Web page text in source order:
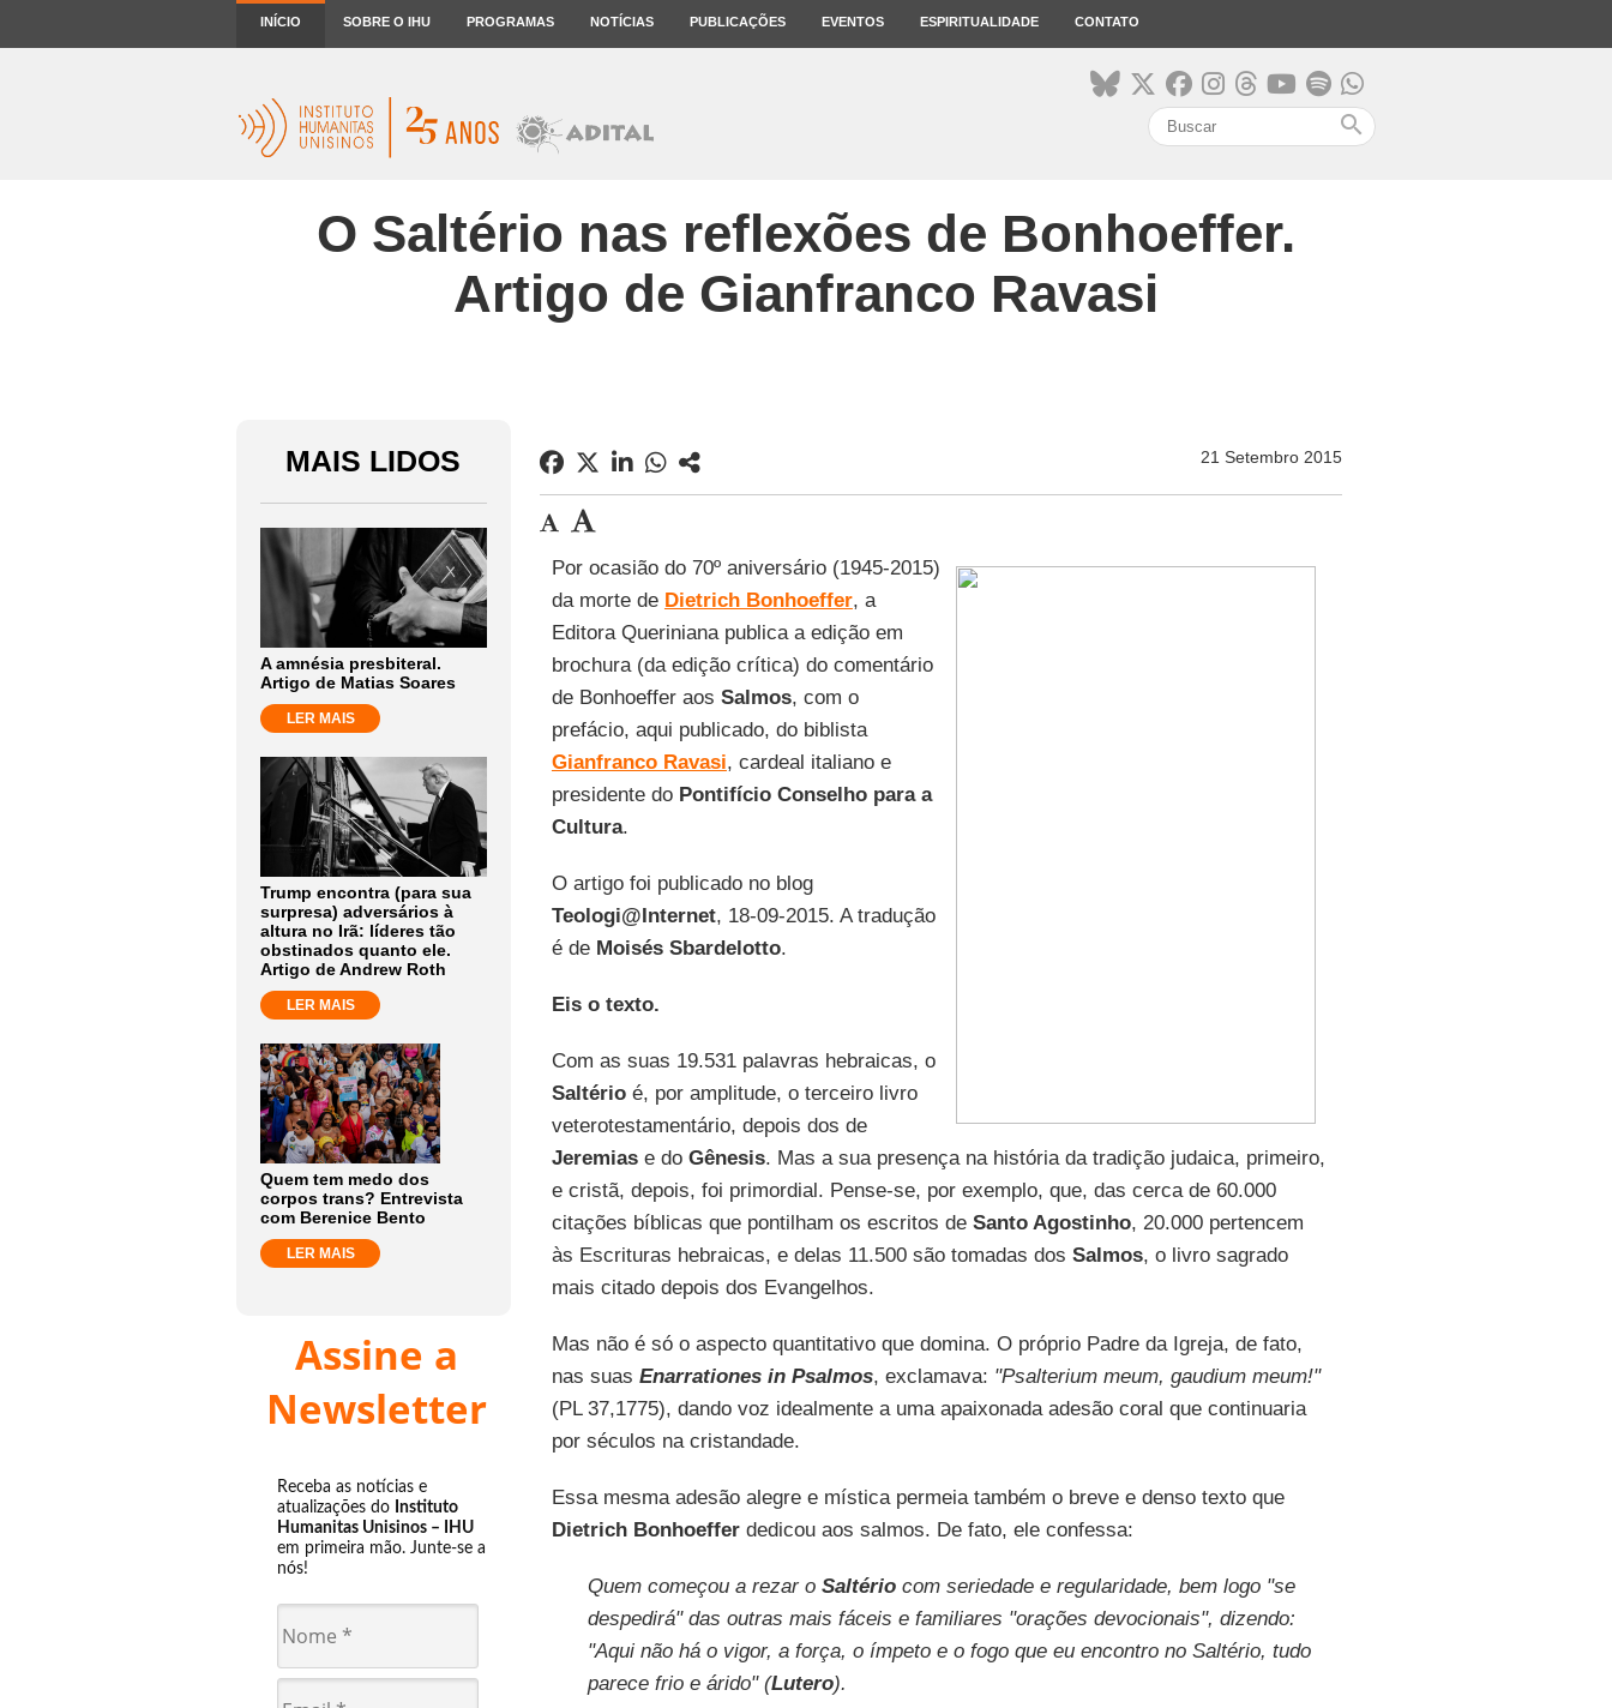
INÍCIO SOBRE O IHU PROGRAMAS NOTÍCIAS PUBLICAÇÕES EVENTOS ESPIRITUALIDADE CONTATO
search
O Saltério nas reflexões de Bonhoeffer.
Artigo de Gianfranco Ravasi
MAIS LIDOS
A amnésia presbiteral.
Artigo de Matias Soares
LER MAIS
Trump encontra (para sua
surpresa) adversários à
altura no Irã: líderes tão
obstinados quanto ele.
Artigo de Andrew Roth
LER MAIS
Quem tem medo dos
corpos trans? Entrevista
com Berenice Bento
LER MAIS
Assine a
Newsletter
Receba as notícias e
atualizações do Instituto
Humanitas Unisinos – IHU
em primeira mão. Junte-se a
nós!
21 Setembro 2015
Por ocasião do 70º aniversário (1945-2015)
da morte de Dietrich Bonhoeffer, a
Editora Queriniana publica a edição em
brochura (da edição crítica) do comentário
de Bonhoeffer aos Salmos, com o
prefácio, aqui publicado, do biblista
Gianfranco Ravasi, cardeal italiano e
presidente do Pontifício Conselho para a
Cultura.
O artigo foi publicado no blog
Teologi@Internet, 18-09-2015. A tradução
é de Moisés Sbardelotto.
Eis o texto.
Com as suas 19.531 palavras hebraicas, o
Saltérioé, por amplitude, o terceiro livro
veterotestamentário, depois dos de
Jeremiase do Gênesis. Mas a sua presença na história da tradição judaica, primeiro,
e cristã, depois, foi primordial. Pense-se, por exemplo, que, das cerca de 60.000
citações bíblicas que pontilham os escritos de Santo Agostinho, 20.000 pertencem
às Escrituras hebraicas, e delas 11.500 são tomadas dos Salmos, o livro sagrado
mais citado depois dos Evangelhos.
Mas não é só o aspecto quantitativo que domina. O próprio Padre da Igreja, de fato,
nas suas Enarrationes in Psalmos, exclamava: "Psalterium meum, gaudium meum!"
(PL 37,1775), dando voz idealmente a uma apaixonada adesão coral que continuaria
por séculos na cristandade.
Essa mesma adesão alegre e mística permeia também o breve e denso texto que
Dietrich Bonhoefferdedicou aos salmos. De fato, ele confessa:
Quem começou a rezar o Saltériocom seriedade e regularidade, bem logo "se
despedirá" das outras mais fáceis e familiares "orações devocionais", dizendo:
"Aqui não há o vigor, a força, o ímpeto e o fogo que eu encontro no Saltério, tudo
parece frio e árido" (Lutero).